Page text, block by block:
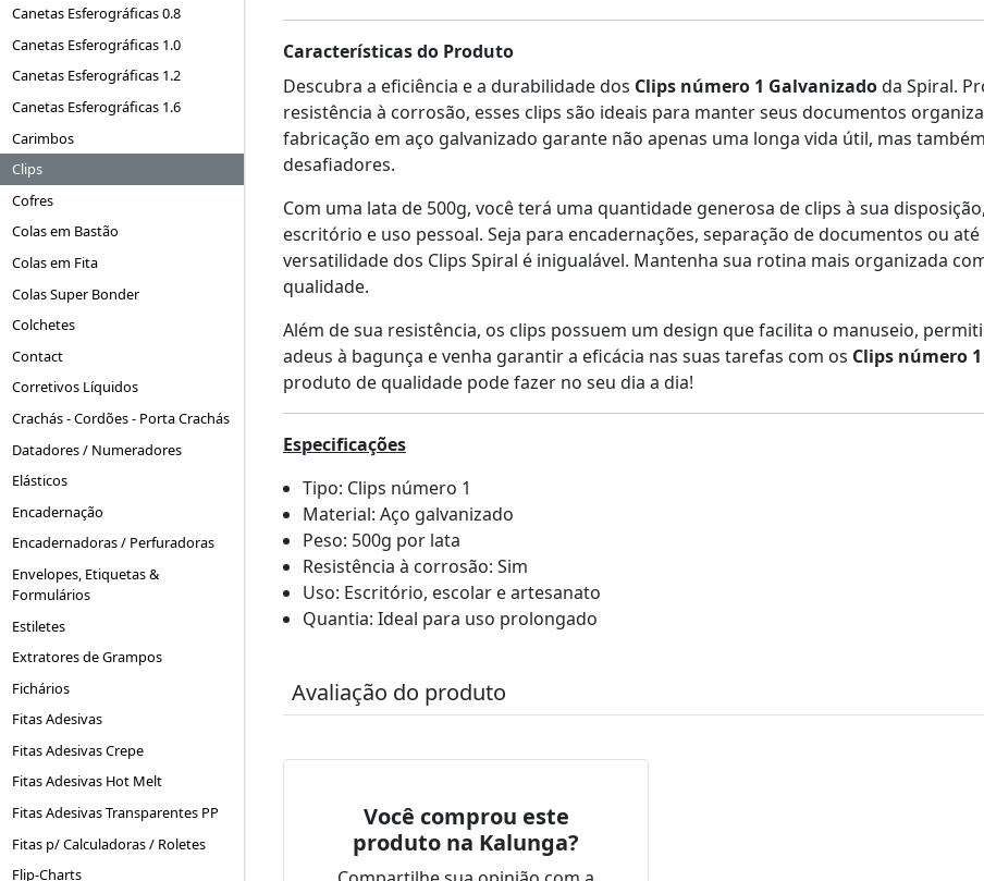
Canetas Esferográficas 0.8
Canetas Esferográficas 1.0
Canetas Esferográficas 1.2
Canetas Esferográficas 1.6
Carimbos
Clips
Cofres
Colas em Bastão
Colas em Fita
Colas Super Bonder
Colchetes
Contact
Corretivos Líquidos
Crachás - Cordões - Porta Crachás
Datadores / Numeradores
Elásticos
Encadernação
Encadernadoras / Perfuradoras
Envelopes, Etiquetas &
Formulários
Estiletes
Extratores de Grampos
Fichários
Fitas Adesivas
Fitas Adesivas Crepe
Fitas Adesivas Hot Melt
Fitas Adesivas Transparentes PP
Fitas p/ Calculadoras / Roletes
Flip-Charts
Características do Produto
Descubra a eficiência e a durabilidade dos Clips número 1 Galvanizadoda Spiral.
resistência à corrosão, esses clips são ideais para manter seus documentos
fabricação em aço galvanizado garante não apenas uma longa vida útil, mas
desafiadores.
Com uma lata de 500g, você terá uma quantidade generosa de clips à sua
escritório e uso pessoal. Seja para encadernações, separação de documentos ou
versatilidade dos Clips Spiral é inigualável. Mantenha sua rotina mais organizada
qualidade.
Além de sua resistência, os clips possuem um design que facilita o manuseio,
adeus à bagunça e venha garantir a eficácia nas suas tarefas com os Clips número
produto de qualidade pode fazer no seu dia a dia!
Especificações
Tipo: Clips número 1
Material: Aço galvanizado
Peso: 500g por lata
Resistência à corrosão: Sim
Uso: Escritório, escolar e artesanato
Quantia: Ideal para uso prolongado
Avaliação do produto
Você comprou este
produto na Kalunga?